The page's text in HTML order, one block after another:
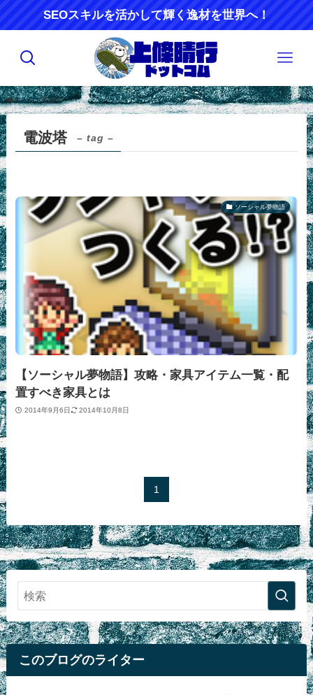
SEOスキルを活かして輝く逸材を世界へ！
ホーム 電波塔
電波塔 – tag –
ソーシャル夢物語
【ソーシャル夢物語】攻略・家具アイテム一覧・配
置すべき家具とは
2014年9月6日 2014年10月8日
1
このブログのライター